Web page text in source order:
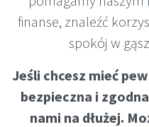
finanse, znaleźć
spokój w
Jeśli chcesz mieć
bezpieczna i
nami na dłużej.